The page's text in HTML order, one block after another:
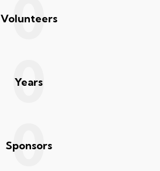
0
Volunteers
0
Years
0
Sponsors